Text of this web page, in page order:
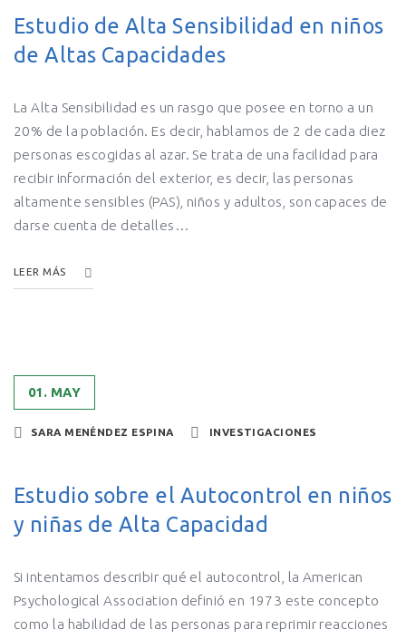
Estudio de Alta Sensibilidad en niños
de Altas Capacidades
La Alta Sensibilidad es un rasgo que posee en torno a un
20% de la población. Es decir, hablamos de 2 de cada diez
personas escogidas al azar. Se trata de una facilidad para
recibir información del exterior, es decir, las personas
altamente sensibles (PAS), niños y adultos, son capaces de
darse cuenta de detalles…
LEER MÁS
01. MAY
SARA MENÉNDEZ ESPINA INVESTIGACIONES
Estudio sobre el Autocontrol en niños
y niñas de Alta Capacidad
Si intentamos describir qué el autocontrol, la American
Psychological Association definió en 1973 este concepto
como la habilidad de las personas para reprimir reacciones